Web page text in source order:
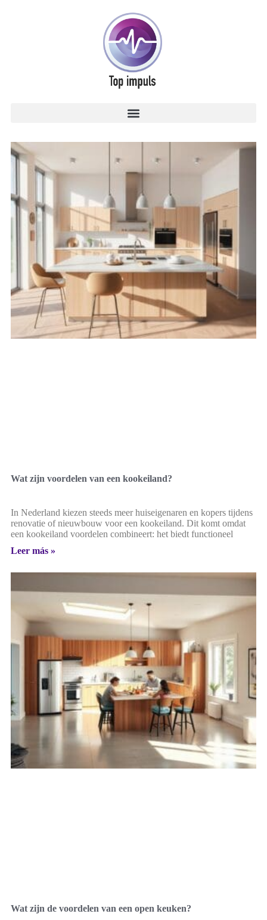
Wat zijn voordelen van een kookeiland?
In Nederland kiezen steeds meer huiseigenaren en kopers tijdens
renovatie of nieuwbouw voor een kookeiland. Dit komt omdat
een kookeiland voordelen combineert: het biedt functioneel
Leer más »
Wat zijn de voordelen van een open keuken?